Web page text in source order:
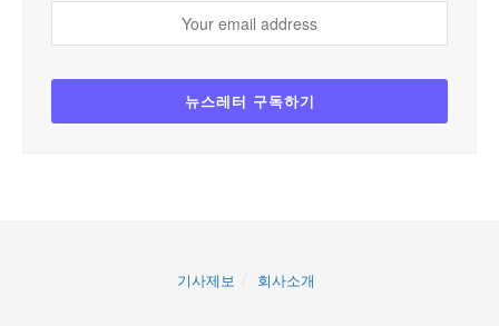
기사제보 회사소개